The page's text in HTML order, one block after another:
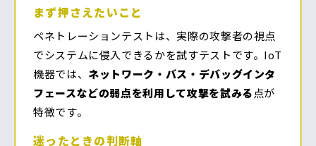
まず押さえたいこと
ペネトレーションテストは、実際の攻撃者の視点
でシステムに侵入できるかを試すテストです。IoT
機器では、 ネットワーク・バス・デバッグインタ
フェースなどの弱点を利用して攻撃を試みる点が
特徴です。
迷ったときの判断軸